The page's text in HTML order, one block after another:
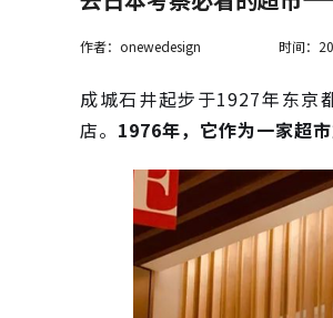
作者：onewedesign 时间：
成城石井起步于1927年东京
店。 1976年，它作为一家超市